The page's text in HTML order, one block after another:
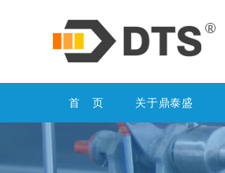
首 页 关于鼎泰盛